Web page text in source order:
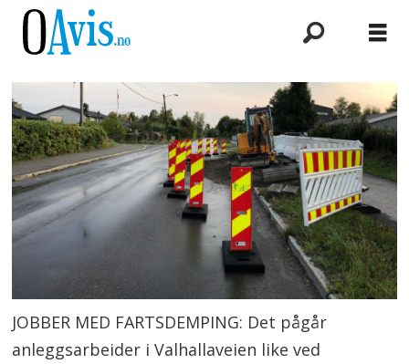
JOBBER MED FARTSDEMPING: Det pågår
anleggsarbeider i Valhallaveien like ved